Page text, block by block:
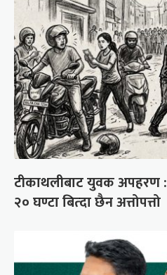
टीकाथलीबाट युवक अपहरण :
२० घण्टा बित्दा छैन अत्तोपत्तो